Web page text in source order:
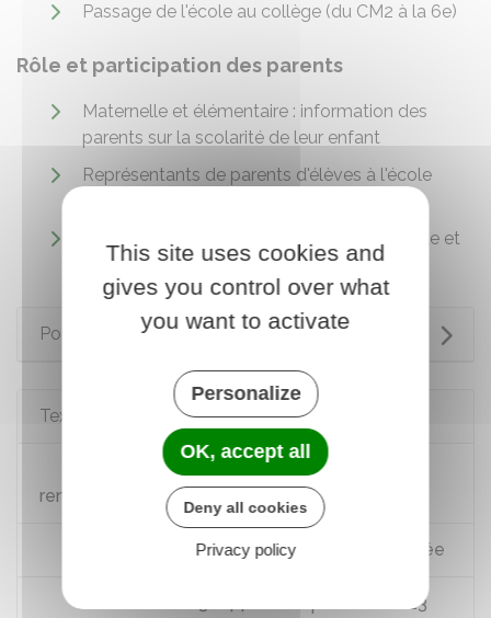
Passage de l'école au collège (du CM2 à la 6e)
Rôle et participation des parents
Maternelle et élémentaire : information des
parents sur la scolarité de leur enfant
Représentants de parents d'élèves à l'école
Conseil d'école à l'école primaire (maternelle et
élémentaire)
Pour en savoir plus
Textes de référence
Circulaire n°2017-045 du 9 mars 2017 de
rentrée scolaire 2017
Liste des fournitures scolaires pour la rentrée
Circulaire n°2013-144 du 6 septembre 2013
This site uses cookies and
gives you control over what
you want to activate
Personalize
OK, accept all
Deny all cookies
Privacy policy